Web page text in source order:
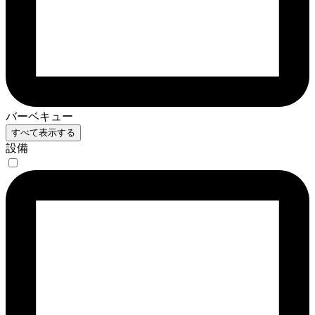
バーベキュー
すべて表示する
設備